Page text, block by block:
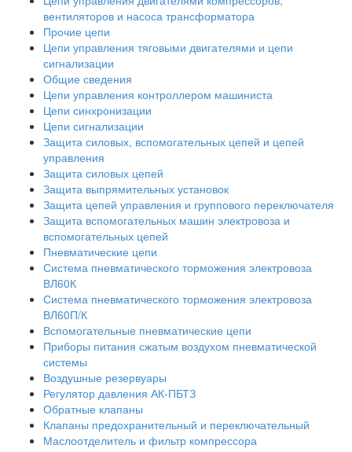
вентиляторов и насоса трансформатора
Прочие цепи
Цепи управления тяговыми двигателями и цепи
сигнализации
Общие сведения
Цепи управления контроллером машиниста
Цепи синхронизации
Цепи сигнализации
Защита силовых, вспомогательных цепей и цепей
управления
Защита силовых цепей
Защита выпрямительных установок
Защита цепей управления и группового переключателя
Защита вспомогательных машин электровоза и
вспомогательных цепей
Пневматические цепи
Система пневматического торможения электровоза
ВЛ60К
Система пневматического торможения электровоза
ВЛ60П/К
Вспомогательные пневматические цепи
Приборы питания сжатым воздухом пневматической
системы
Воздушные резервуары
Регулятор давления АК-ПБТЗ
Обратные клапаны
Клапаны предохранительный и переключательный
Маслоотделитель и фильтр компрессора